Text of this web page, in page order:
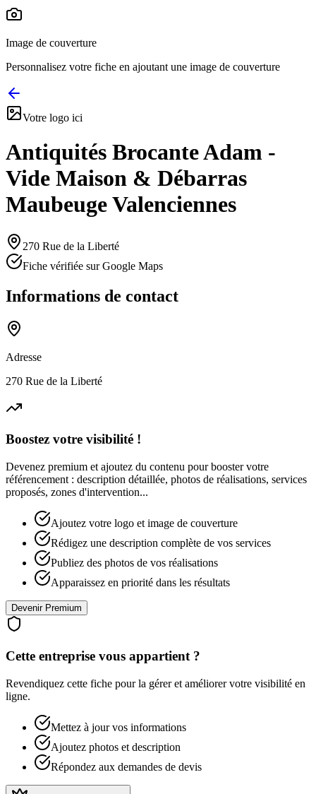
Image de couverture
Personnalisez votre fiche en ajoutant une image de couverture
Votre logo ici
Antiquités Brocante Adam -
Vide Maison & Débarras
Maubeuge Valenciennes
270 Rue de la Liberté
Fiche vérifiée sur Google Maps
Informations de contact
Adresse
270 Rue de la Liberté
Boostez votre visibilité !
Devenez premium et ajoutez du contenu pour booster votre
référencement : description détaillée, photos de réalisations, services
proposés, zones d'intervention...
Ajoutez votre logo et image de couverture
Rédigez une description complète de vos services
Publiez des photos de vos réalisations
Apparaissez en priorité dans les résultats
Devenir Premium
Cette entreprise vous appartient ?
Revendiquez cette fiche pour la gérer et améliorer votre visibilité en
ligne.
Mettez à jour vos informations
Ajoutez photos et description
Répondez aux demandes de devis